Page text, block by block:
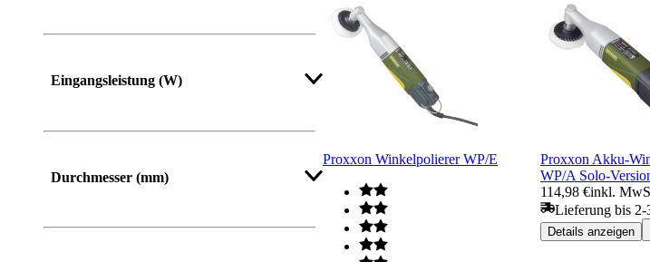
Eingangsleistung (W)
Durchmesser (mm)
Proxxon Winkelpolierer WP/E
Proxxon Akku-
WP/A Solo-
114,98 €inkl.
Lieferung bis 2-
Details anzeigen